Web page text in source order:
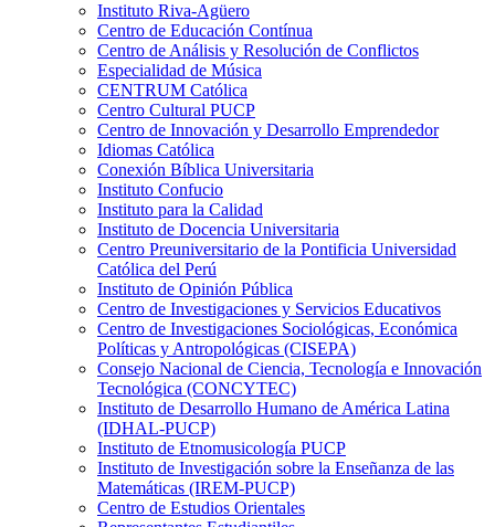
Instituto Riva-Agüero
Centro de Educación Contínua
Centro de Análisis y Resolución de Conflictos
Especialidad de Música
CENTRUM Católica
Centro Cultural PUCP
Centro de Innovación y Desarrollo Emprendedor
Idiomas Católica
Conexión Bíblica Universitaria
Instituto Confucio
Instituto para la Calidad
Instituto de Docencia Universitaria
Centro Preuniversitario de la Pontificia Universidad
Católica del Perú
Instituto de Opinión Pública
Centro de Investigaciones y Servicios Educativos
Centro de Investigaciones Sociológicas, Económica
Políticas y Antropológicas (CISEPA)
Consejo Nacional de Ciencia, Tecnología e Innovación
Tecnológica (CONCYTEC)
Instituto de Desarrollo Humano de América Latina
(IDHAL-PUCP)
Instituto de Etnomusicología PUCP
Instituto de Investigación sobre la Enseñanza de las
Matemáticas (IREM-PUCP)
Centro de Estudios Orientales